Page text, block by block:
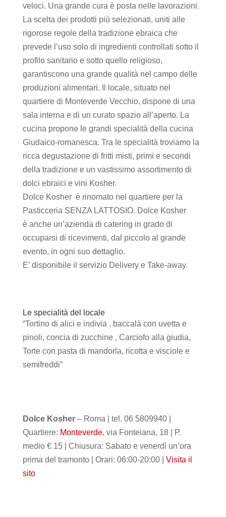
veloci. Una grande cura è posta nelle lavorazioni.
La scelta dei prodotti più selezionati, uniti alle
rigorose regole della tradizione ebraica che
prevede l’uso solo di ingredienti controllati sotto il
profilo sanitario e sotto quello religioso,
garantiscono una grande qualità nel campo delle
produzioni alimentari. Il locale, situato nel
quartiere di Monteverde Vecchio, dispone di una
sala interna e di un curato spazio all’aperto. La
cucina propone le grandi specialità della cucina
Giudaico-romanesca. Tra le specialità troviamo la
ricca degustazione di fritti misti, primi e secondi
della tradizione e un vastissimo assortimento di
dolci ebraici e vini Kosher.
Dolce Kosher è rinomato nel quartiere per la
Pasticceria SENZA LATTOSIO. Dolce Kosher
è anche un’azienda di catering in grado di
occuparsi di ricevimenti, dal piccolo al grande
evento, in ogni suo dettaglio.
E’ disponibile il servizio Delivery e Take-away.
Le specialità del locale
“Tortino di alici e indivia , baccalà con uvetta e
pinoli, concia di zucchine , Carciofo alla giudia,
Torte con pasta di mandorla, ricotta e visciole e
semifreddi”
Dolce Kosher– Roma | tel. 06 5809940 |
Quartiere: Monteverde, via Fonteiana, 18 | P.
medio € 15 | Chiusura: Sabato e venerdì un’ora
prima del tramonto | Orari: 06:00-20:00 | Visita il
sito